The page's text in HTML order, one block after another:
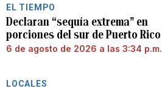
EL TIEMPO
Declaran “sequía extrema” en
porciones del sur de Puerto Rico
6 de agosto de 2026 a las 3:34 p.m.
LOCALES